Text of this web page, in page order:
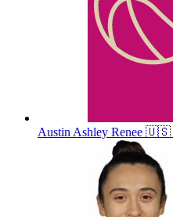
AustinAshley Renee 🇺🇸